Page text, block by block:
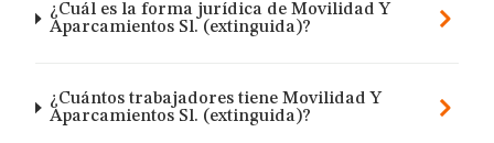
¿Cuál es la forma jurídica de Movilidad Y
Aparcamientos Sl. (extinguida)?
¿Cuántos trabajadores tiene Movilidad Y
Aparcamientos Sl. (extinguida)?